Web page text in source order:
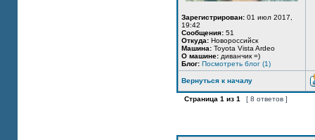
Зарегистрирован: 01 июл 2017,
19:42
Сообщения: 51
Откуда: Новороссийск
Машина: Toyota Vista Ardeo
О машине: диванчик =)
Блог: Посмотреть блог (1)
Вернуться к началу
Страница 1 из 1 [ 8 ответов ]